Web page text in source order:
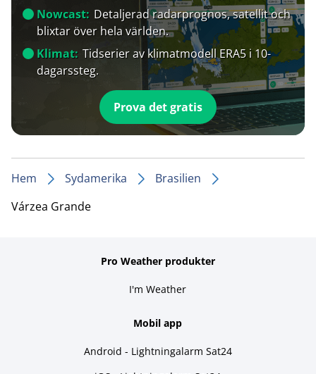
Nowcast: Detaljerad radarprognos, satellit och
blixtar över hela världen.
Klimat: Tidserier av klimatmodell ERA5 i 10-
dagarssteg.
Prova det gratis
Hem Sydamerika
Brasilien
Várzea Grande
Pro Weather produkter
I'm Weather
Mobil app
Android - Lightningalarm Sat24